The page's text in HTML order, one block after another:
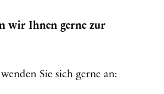
wir Ihnen gerne zur
Sie sich gerne an: